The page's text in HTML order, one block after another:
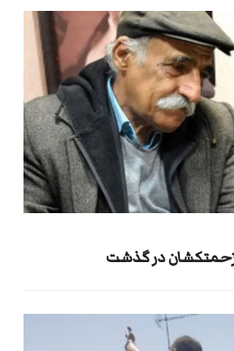
زحمتکشان در گذشت